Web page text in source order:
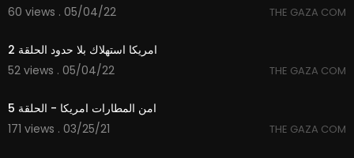
60 views . 05/04/22
THE GAZA COM
امريكا استهلاك بلا حدود الحلقة 2
52 views . 05/04/22
THE GAZA COM
امن المطارات امريكا - الحلقة 5
171 views . 03/25/21
THE GAZA COM